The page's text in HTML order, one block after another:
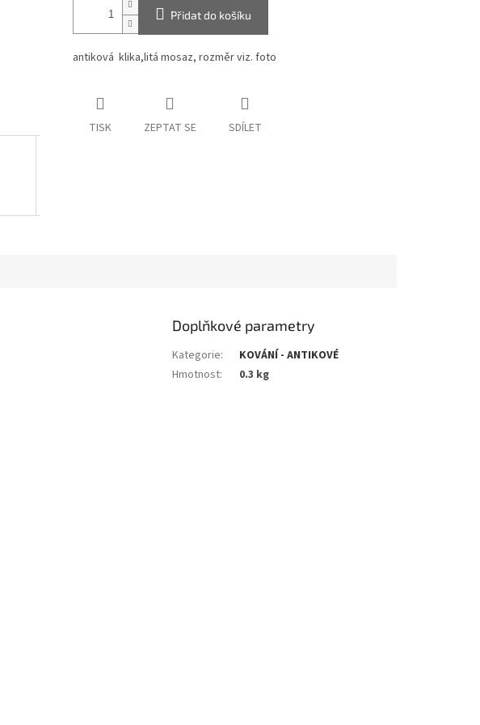
Přidat do košíku
antiková klika,litá mosaz, rozměr viz. foto
TISK ZEPTAT SE SDÍLET
Doplňkové parametry
Kategorie:
KOVÁNÍ - ANTIKOVÉ
Hmotnost: 0.3 kg